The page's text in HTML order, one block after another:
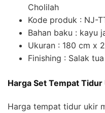
Cholilah
Kode produk : NJ-
Bahan baku : kayu
Ukuran : 180 cm x
Finishing : Salak
Harga Set Tempat
Harga tempat tidur ukir